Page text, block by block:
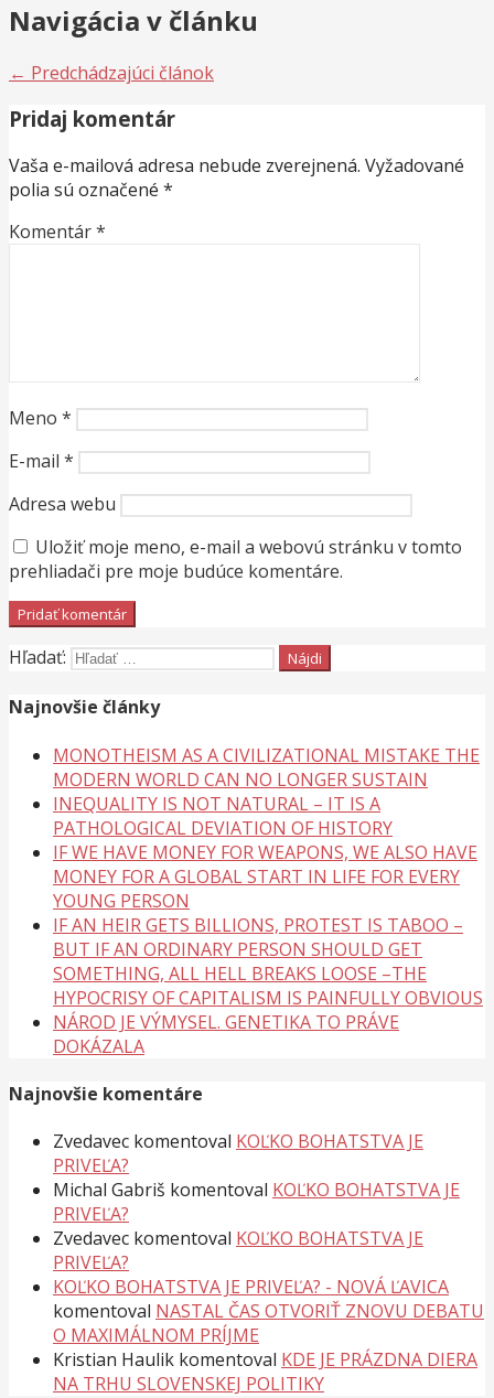
Navigácia v článku
← Predchádzajúci článok
Pridaj komentár
Vaša e-mailová adresa nebude zverejnená. Vyžadované
polia sú označené *
Komentár*
Meno *
E-mail *
Adresa webu
Uložiť moje meno, e-mail a webovú stránku v tomto
prehliadači pre moje budúce komentáre.
Hľadať:
Najnovšie články
MONOTHEISM AS A CIVILIZATIONAL MISTAKE THE
MODERN WORLD CAN NO LONGER SUSTAIN
INEQUALITY IS NOT NATURAL – IT IS A
PATHOLOGICAL DEVIATION OF HISTORY
IF WE HAVE MONEY FOR WEAPONS, WE ALSO HAVE
MONEY FOR A GLOBAL START IN LIFE FOR EVERY
YOUNG PERSON
IF AN HEIR GETS BILLIONS, PROTEST IS TABOO –
BUT IF AN ORDINARY PERSON SHOULD GET
SOMETHING, ALL HELL BREAKS LOOSE –THE
HYPOCRISY OF CAPITALISM IS PAINFULLY OBVIOUS
NÁROD JE VÝMYSEL. GENETIKA TO PRÁVE
DOKÁZALA
Najnovšie komentáre
Zvedavec komentoval KOĽKO BOHATSTVA JE
PRIVEĽA?
Michal Gabriš komentoval KOĽKO BOHATSTVA JE
PRIVEĽA?
Zvedavec komentoval KOĽKO BOHATSTVA JE
PRIVEĽA?
KOĽKO BOHATSTVA JE PRIVEĽA? - NOVÁ ĽAVICA
komentoval NASTAL ČAS OTVORIŤ ZNOVU DEBATU
O MAXIMÁLNOM PRÍJME
Kristian Haulik komentoval KDE JE PRÁZDNA DIERA
NA TRHU SLOVENSKEJ POLITIKY